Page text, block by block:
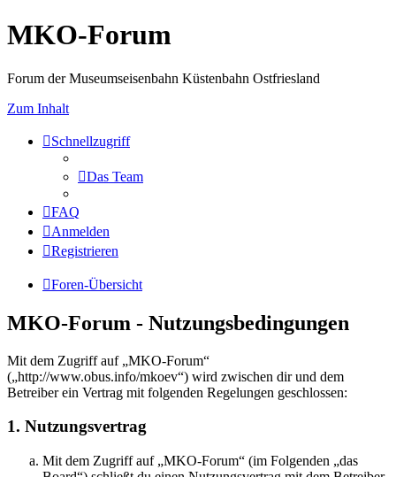
MKO-Forum
Forum der Museumseisenbahn Küstenbahn Ostfriesland
Zum Inhalt
Schnellzugriff
Das Team
FAQ
Anmelden
Registrieren
Foren-Übersicht
MKO-Forum - Nutzungsbedingungen
Mit dem Zugriff auf „MKO-Forum“
(„http://www.obus.info/mkoev“) wird zwischen dir und dem
Betreiber ein Vertrag mit folgenden Regelungen geschlossen:
1. Nutzungsvertrag
Mit dem Zugriff auf „MKO-Forum“ (im Folgenden „das